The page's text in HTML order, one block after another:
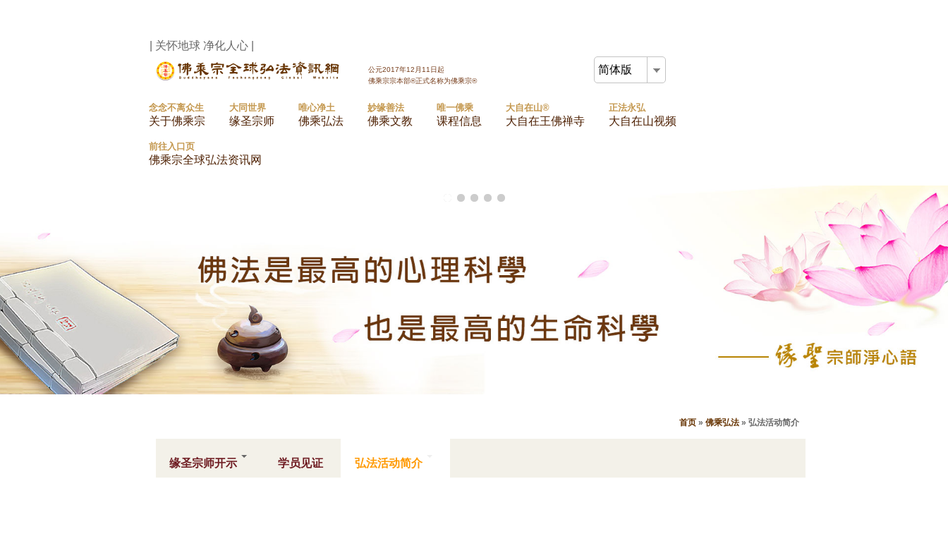
| 关怀地球 净化人心 |
公元2017年12月11日起
佛乘宗宗本部®正式名称为佛乘宗®
简体版
念念不离众生
关于佛乘宗
大同世界
缘圣宗师
唯心净土
佛乘弘法
妙缘善法
佛乘文教
唯一佛乘
课程信息
大自在山®
大自在王佛禅寺
正法永弘
大自在山视频
前往入口页
佛乘宗全球弘法资讯网
首页 » 佛乘弘法 » 弘法活动简介
缘圣宗师开示 学员见证 弘法活动简介